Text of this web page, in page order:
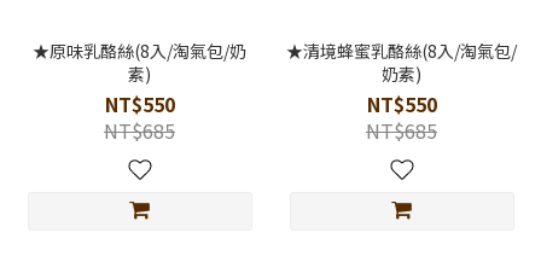
★原味乳酪絲(8入/淘氣包/奶
素)
NT$550
NT$685
★清境蜂蜜乳酪絲(8入/淘氣包/
奶素)
NT$550
NT$685